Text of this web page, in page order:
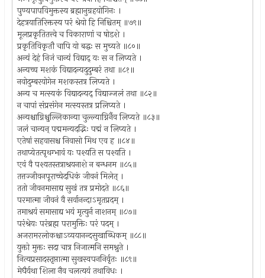
पुण्यपापविमुक्तस्य ब्रह्मानुग्रहयोगिनः ।
देहत्रयातिरिक्तस्य परं श्रेयो हि निश्चितम् ॥७९॥
मूलप्रकृतितत्त्वे च विकाराणां च षोडशे ।
प्रकृतिविकृतौ चापि यो बद्धः स मुच्यते ॥८०॥
अन्यं देहं निजं चान्यं विद्याद् यः स न लिप्यते ।
अन्यच्च मशकं विद्यादन्यदुदुम्बरं तथा ॥८१॥
नवोदुम्बरयोगेन मशकस्तत्र लिप्यते ।
अन्य च मत्स्यकं विद्यादन्यद् विद्याज्जलं तथा ॥८२॥
न चापां संप्रसंगेन मत्स्यस्तत्र प्रलिप्यते ।
अन्यश्चाग्निश्चुल्लिकान्या चुल्ल्याग्निर्नैव लिप्यते ॥८३॥
जलं चान्यन् पद्ममन्यदद्भिः पद्मं न लिप्यते ।
एतेषां सहवासश्च निवासो मिथ एव ह ॥८४॥
तथाप्येतत्पृथग्भावं यः पश्यति स पश्यति ।
एवं वै पश्यतस्तत्राश्रयनाशे न बन्धनम ॥८५॥
तत्तज्जीवनपूराच्चेदधिकं जीवनं मिलेत् ।
ततो जीवनमासाद्य सुखं तत्र प्रमोदते ॥८६॥
परमात्मा जीवनं वै सर्वानन्दाऽमृतप्रदम् ।
तमाश्रयं समासाद्य भयं मृत्युर्न नाशनम् ॥८७॥
परंश्रेयः परंब्रह्म परामुक्तिः परं पदम् ।
अजरामरलोकश्चाऽव्ययानन्दसुखाब्धिकम् ॥८८॥
युक्तो मुक्तः सदा चात्र निजात्मनि समश्नुते ।
नित्यप्रसादस्तृप्तात्मा सुखस्वपननिर्वृतः ॥८९॥
मेघैर्यथा शिला नैव चलत्ययं तथाविधः ।